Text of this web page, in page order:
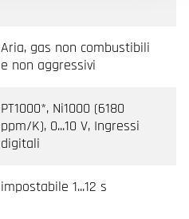
Aria, gas non combustibili
e non aggressivi
PT1000*, Ni1000 (6180
ppm/K), 0...10 V, Ingressi
digitali
impostabile 1...12 s